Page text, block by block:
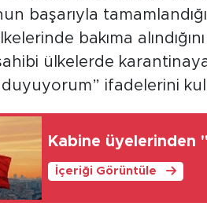
başarıyla
bakıma
ülkelerde karantinaya
ifadelerini
Kabine üyelerinden
İçeriği Görüntüle